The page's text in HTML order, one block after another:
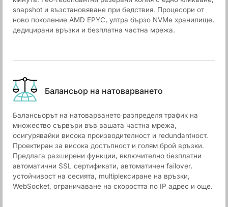
snapshot и възстановяване при бедствия. Процесори от
ново поколение AMD EPYC, ултра бързо NVMe хранилище,
дедицирани връзки и безплатна частна мрежа.
Балансьор на натоварването
Балансьорът на натоварването разпределя трафик на
множество сървъри във вашата частна мрежа,
осигурявайки висока производителност и redundantност.
Проектиран за висока достъпност и голям брой връзки.
Предлага разширени функции, включително безплатни
автоматични SSL сертификати, автоматичен failover,
устойчивост на сесията, multiplексиране на връзки,
WebSocket, ограничаване на скоростта по IP адрес и още.